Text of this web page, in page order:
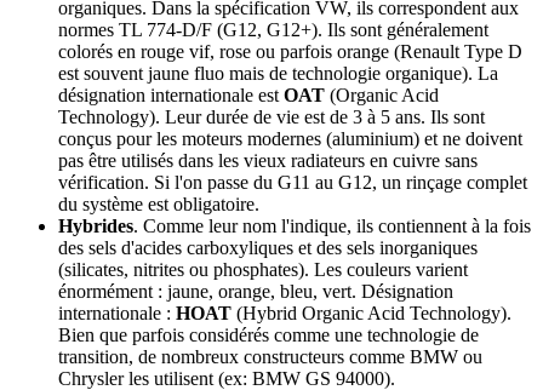
organiques. Dans la spécification VW, ils correspondent aux
normes TL 774-D/F (G12, G12+). Ils sont généralement
colorés en rouge vif, rose ou parfois orange (Renault Type D
est souvent jaune fluo mais de technologie organique). La
désignation internationale est OAT (Organic Acid
Technology). Leur durée de vie est de 3 à 5 ans. Ils sont
conçus pour les moteurs modernes (aluminium) et ne doivent
pas être utilisés dans les vieux radiateurs en cuivre sans
vérification. Si l'on passe du G11 au G12, un rinçage complet
du système est obligatoire.
Hybrides. Comme leur nom l'indique, ils contiennent à la fois
des sels d'acides carboxyliques et des sels inorganiques
(silicates, nitrites ou phosphates). Les couleurs varient
énormément : jaune, orange, bleu, vert. Désignation
internationale : HOAT (Hybrid Organic Acid Technology).
Bien que parfois considérés comme une technologie de
transition, de nombreux constructeurs comme BMW ou
Chrysler les utilisent (ex: BMW GS 94000).